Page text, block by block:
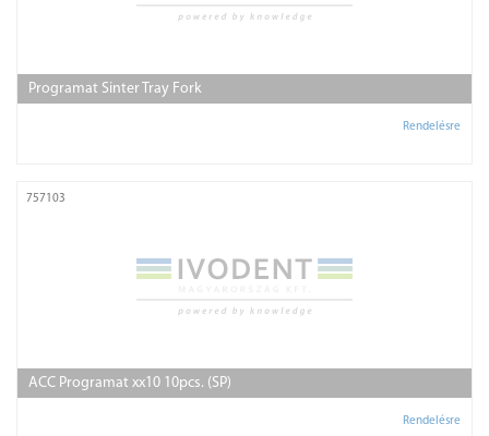
Programat Sinter Tray Fork
Rendelésre
757103
ACC Programat xx10 10pcs. (SP)
Rendelésre